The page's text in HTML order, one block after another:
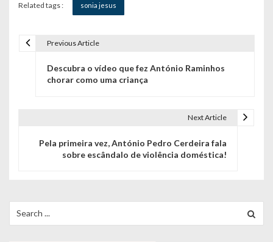
Related tags : sonia jesus
ã
o
Previous Article
Descubra o vídeo que fez António Raminhos
chorar como uma criança
Next Article
Pela primeira vez, António Pedro Cerdeira fala
sobre escândalo de violência doméstica!
for: